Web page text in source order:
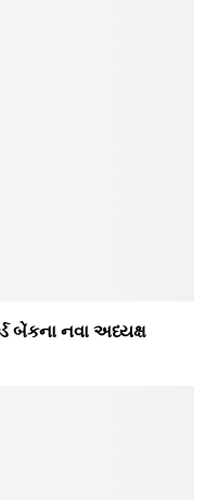
બેંકના નવા અધ્યક્ષ